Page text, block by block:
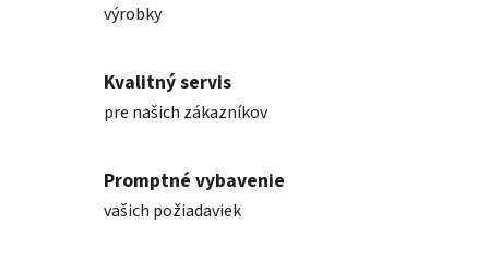
výrobky
Kvalitný servis
pre našich zákazníkov
Promptné vybavenie
vašich požiadaviek